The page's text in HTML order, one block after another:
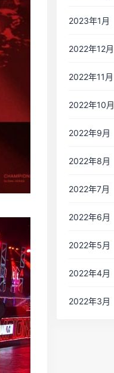
2023年1月
2022年12月
2022年11月
2022年10月
2022年9月
2022年8月
2022年7月
2022年6月
2022年5月
2022年4月
2022年3月